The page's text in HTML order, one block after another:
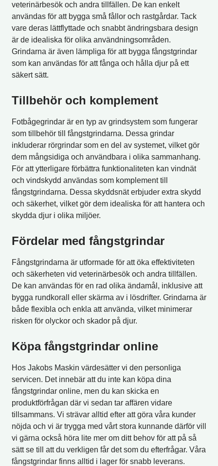
veterinärbesök och andra tillfällen. De kan enkelt
användas för att bygga små fållor och rastgårdar. Tack
vare deras lättflyttade och snabbt ändringsbara design
är de idealiska för olika användningsområden.
Grindarna är även lämpliga för att bygga fångstgrindar
som kan användas för att fånga och hålla djur på ett
säkert sätt.
Tillbehör och komplement
Fotbågegrindar är en typ av grindsystem som fungerar
som tillbehör till fångstgrindarna. Dessa grindar
inkluderar rörgrindar som en del av systemet, vilket gör
dem mångsidiga och användbara i olika sammanhang.
För att ytterligare förbättra funktionaliteten kan vindnät
och vindskydd användas som komplement till
fångstgrindarna. Dessa skyddsnät erbjuder extra skydd
och säkerhet, vilket gör dem idealiska för att hantera och
skydda djur i olika miljöer.
Fördelar med fångstgrindar
Fångstgrindarna är utformade för att öka effektiviteten
och säkerheten vid veterinärbesök och andra tillfällen.
De kan användas för en rad olika ändamål, inklusive att
bygga rundkorall eller skärma av i lösdrifter. Grindarna är
både flexibla och enkla att använda, vilket minimerar
risken för olyckor och skador på djur.
Köpa fångstgrindar online
Hos Jakobs Maskin värdesätter vi den personliga
servicen. Det innebär att du inte kan köpa dina
fångstgrindar online, men du kan skicka en
produktförfrågan där vi sedan tar affären vidare
tillsammans. Vi strävar alltid efter att göra våra kunder
nöjda och vi är trygga med vårt stora kunnande därför vill
vi gärna också höra lite mer om ditt behov för att på så
sätt se till att du verkligen får det som du efterfrågar. Våra
fångstgrindar finns alltid i lager för snabb leverans.